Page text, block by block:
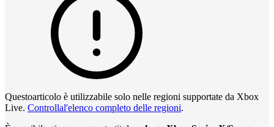
Questoarticolo è utilizzabile solo nelle regioni supportate da Xbox
Live. Controllal'elenco completo delle regioni.